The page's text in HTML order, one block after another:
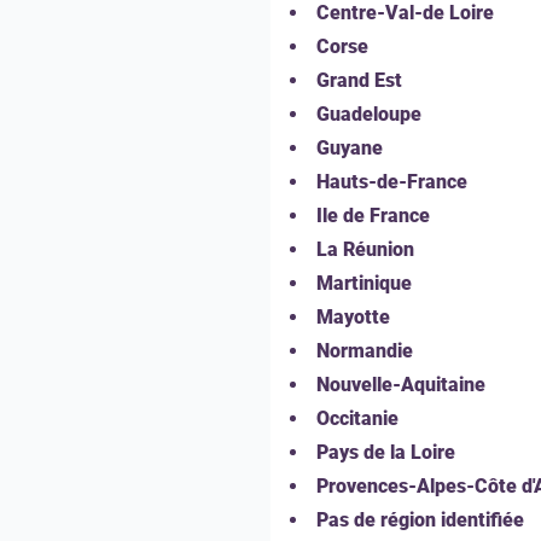
Centre-Val-de Loire
Corse
Grand Est
Guadeloupe
Guyane
Hauts-de-France
Ile de France
La Réunion
Martinique
Mayotte
Normandie
Nouvelle-Aquitaine
Occitanie
Pays de la Loire
Provences-Alpes-Côte
Pas de région identifiée